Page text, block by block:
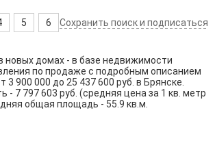
5 6 Сохранить поиск и подписаться
новых домах - в базе недвижимости
по продаже с подробным описанием
3 900 000 до 25 437 600 руб. в Брянске.
- 7 797 603 руб. (средняя цена за 1 кв. метр
общая площадь - 55.9 кв.м.